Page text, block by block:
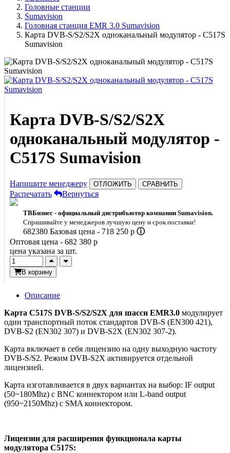
Головные станции
Sumavision
Головная станция EMR 3.0 Sumavision
Карта DVB-S/S2/S2X одноканальный модулятор - C517S
Sumavision
Карта DVB-S/S2/S2X
одноканальный модулятор -
C517S Sumavision
Напишите менеджеру ОТЛОЖИТЬ СРАВНИТЬ
Распечатать Вернуться
ТВБизнес - официальный дистрибьютор компании Sumavision.
Спрашивайте у менеджеров лучшую цену и срок поставки!
682380 Базовая цена - 718 250 p ⓘ
Оптовая цена - 682 380 p
цена указана за шт.
В корзину
Описание
Карта C517S DVB-S/S2/S2X для шасси EMR3.0 модулирует
один транспортный поток стандартов DVB-S (EN300 421),
DVB-S2 (EN302 307) и DVB-S2X (EN302 307-2).
Карта включает в себя лицензию на одну выходную частоту
DVB-S/S2. Режим DVB-S2X активируется отдельной
лицензией.
Карта изготавливается в двух вариантах на выбор: IF output
(50~180Mhz) c BNC коннектором или L-band output
(950~2150Mhz) с SMA коннектором.
Лицензии для расширения функционала карты
модулятора C517S: